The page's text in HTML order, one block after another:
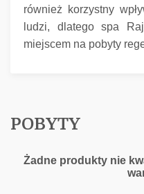
również korzystny
ludzi, dlatego spa
miejscem na pobyty
POBYTY
Żadne produkty nie